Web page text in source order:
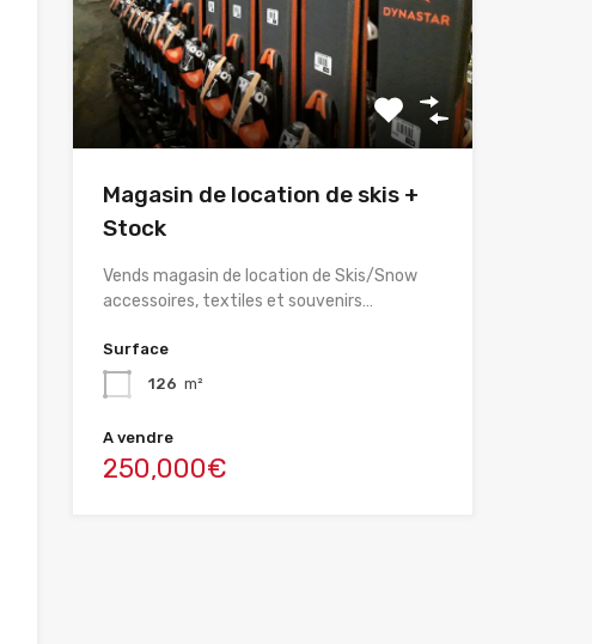
Magasin de location de skis +
Stock
Vends magasin de location de Skis/Snow
accessoires, textiles et souvenirs…
Surface
126 m²
A vendre
250,000€